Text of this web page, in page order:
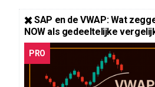
✖️ SAP en de VWAP: Wat
NOW als gedeeltelijke
PRO